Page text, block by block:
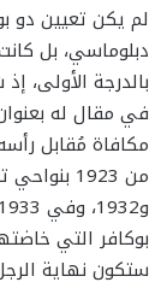
لم يكن تعيين دو
دبلوماسي، بل
بالدرجة الأولى،
في مقال له
مكافاة مُقابل
بوكافر التي
ستكون نهاية